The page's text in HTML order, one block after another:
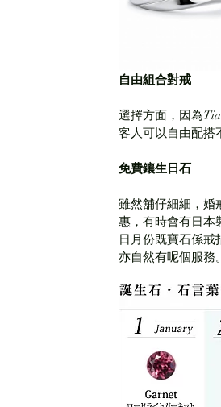
自由組合對戒
選擇方面，因為
客人可以自由配搭
免費鑲生日石​
雖然舖仔細細，婚
惠，有時會有日本
日月份既寶石係
亦自然有呢個服務